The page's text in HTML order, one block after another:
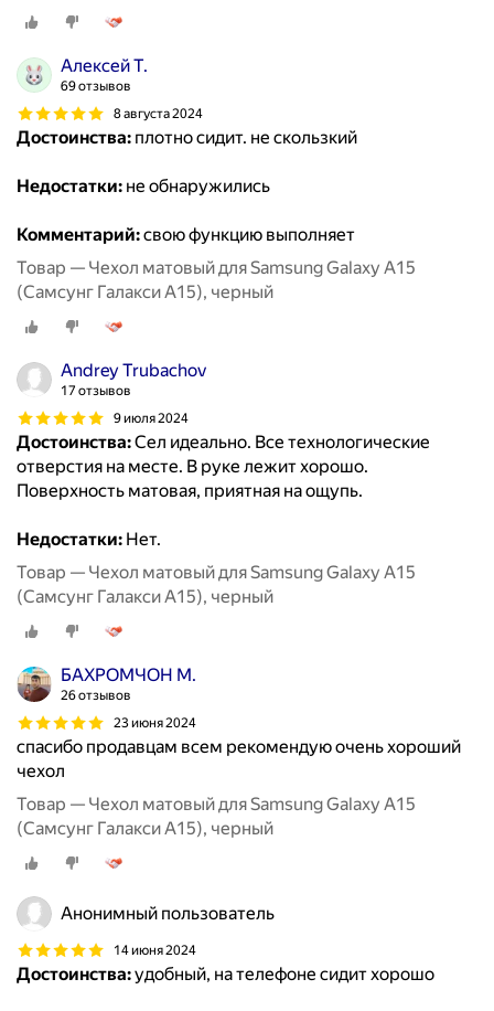
Алексей Т.
69 отзывов
8 августа 2024
Достоинства: плотно сидит. не скользкий
Недостатки: не обнаружились
Комментарий:свою функцию выполняет
Товар — Чехол матовый для Samsung Galaxy A15
(Самсунг Галакси А15), черный
Andrey Trubachov
17 отзывов
9 июля 2024
Достоинства:Сел идеально. Все технологические
отверстия на месте. В руке лежит хорошо.
Поверхность матовая, приятная на ощупь.
Недостатки: Нет.
Товар — Чехол матовый для Samsung Galaxy A15
(Самсунг Галакси А15), черный
БАХРОМЧОН М.
26 отзывов
23 июня 2024
спасибо продавцам всем рекомендую очень хороший
чехол
Товар — Чехол матовый для Samsung Galaxy A15
(Самсунг Галакси А15), черный
Анонимный пользователь
14 июня 2024
Достоинства:удобный, на телефоне сидит хорошо